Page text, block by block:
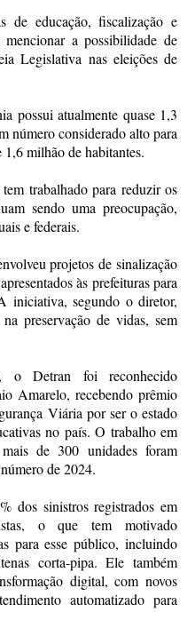
de educação, fiscalização e
a possibilidade de
Legislativa nas eleições de
possui atualmente quase 1,3
número considerado alto para
milhão de habitantes.
trabalhado para reduzir os
sendo uma preocupação,
e federais.
projetos de sinalização
às prefeituras para
iniciativa, segundo o diretor,
preservação de vidas, sem
o Detran foi reconhecido
Amarelo, recebendo prêmio
Viária por ser o estado
no país. O trabalho em
de 300 unidades foram
de 2024.
dos sinistros registrados em
o que tem motivado
para esse público, incluindo
corta-pipa. Ele também
digital, com novos
automatizado para